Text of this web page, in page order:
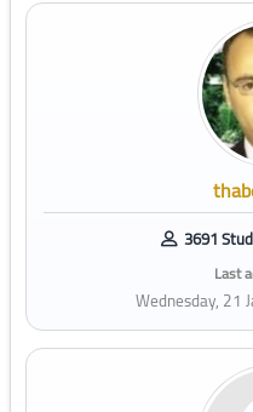
3691
Last
Wednesday, 21